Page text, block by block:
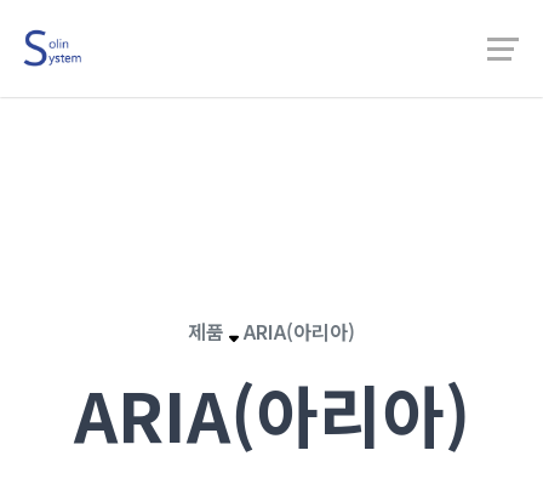
제품 ARIA(아리아)
ARIA(아리아)